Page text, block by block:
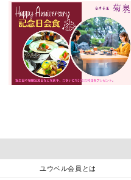
ユウベル会員とは